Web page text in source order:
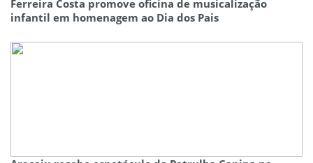
Ferreira Costa promove oficina de musicalização
infantil em homenagem ao Dia dos Pais